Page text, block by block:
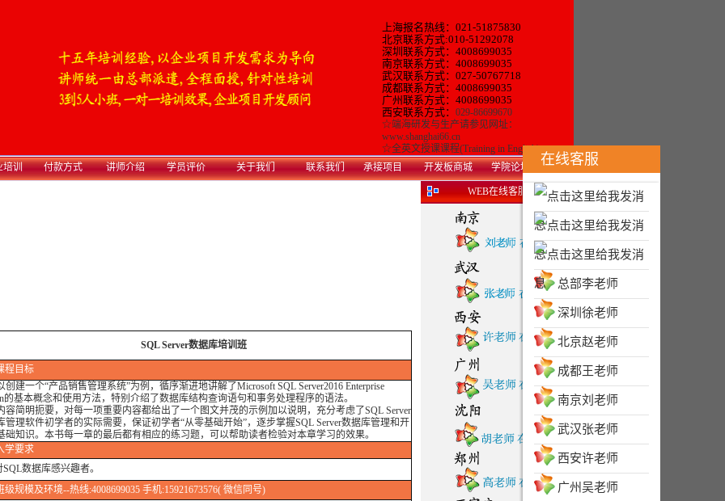
上海报名热线：021-51875830
北京联系方式:010-51292078
深圳联系方式：4008699035
南京联系方式：4008699035
武汉联系方式：027-50767718
成都联系方式：4008699035
广州联系方式： 4008699035
西安联系方式： 029-86699670
☆端海研发与生产请参见网址：
www.shanghai66.cn
☆全英文授课课程(Training in English)
培训 付款方式 讲师介绍 学员评价 关于我们 联系我们 承接项目 开发板商城 学院论坛
WEB在线客服
SQL Server数据库培训 班
程目标
一个“产品销售管理系统”为例，循序渐进地讲解了Microsoft SQL Server2016 Enterprise
的基本概念和使用方法，特别介绍了数据库结构查询语句和事务处理程序的语法。
明扼要，对每一项重要内容都给出了一个图文并茂的示例加以说明，充分考虑了SQL Server
管理软件初学者的实际需要，保证初学者“从零基础开始”，逐步掌握SQL Server数据库管理和开
础知识。本书每一章的最后都有相应的练习题，可以帮助读者检验对本章学习的效果。
学要求
SQL数据库感兴趣者。
级规模及环境--热线:4008699035 手机:15921673576( 微信同号)
在线客服
总部李老师
深圳徐老师
北京赵老师
成都王老师
南京刘老师
武汉张老师
西安许老师
广州吴老师